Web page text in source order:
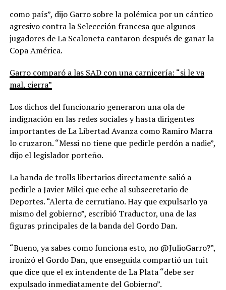
como país”, dijo Garro sobre la polémica por un cántico
agresivo contra la Seleccción francesa que algunos
jugadores de La Scaloneta cantaron después de ganar la
Copa América.
Garro comparó a las SAD con una carnicería: “si le va
mal, cierra”
Los dichos del funcionario generaron una ola de
indignación en las redes sociales y hasta dirigentes
importantes de La Libertad Avanza como Ramiro Marra
lo cruzaron. “Messi no tiene que pedirle perdón a nadie”,
dijo el legislador porteño.
La banda de trolls libertarios directamente salió a
pedirle a Javier Milei que eche al subsecretario de
Deportes. “Alerta de cerrutiano. Hay que expulsarlo ya
mismo del gobierno”, escribió Traductor, una de las
figuras principales de la banda del Gordo Dan.
“Bueno, ya sabes como funciona esto, no @JulioGarro?”,
ironizó el Gordo Dan, que enseguida compartió un tuit
que dice que el ex intendente de La Plata “debe ser
expulsado inmediatamente del Gobierno”.